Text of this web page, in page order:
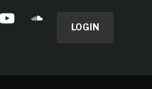
LOGIN